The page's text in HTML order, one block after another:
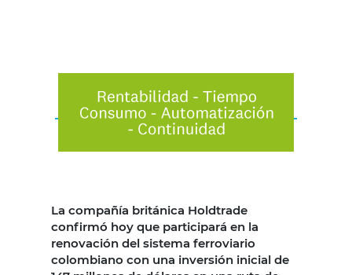
La compañía británica Holdtrade
confirmó hoy que participará en la
renovación del sistema ferroviario
colombiano con una inversión inicial de